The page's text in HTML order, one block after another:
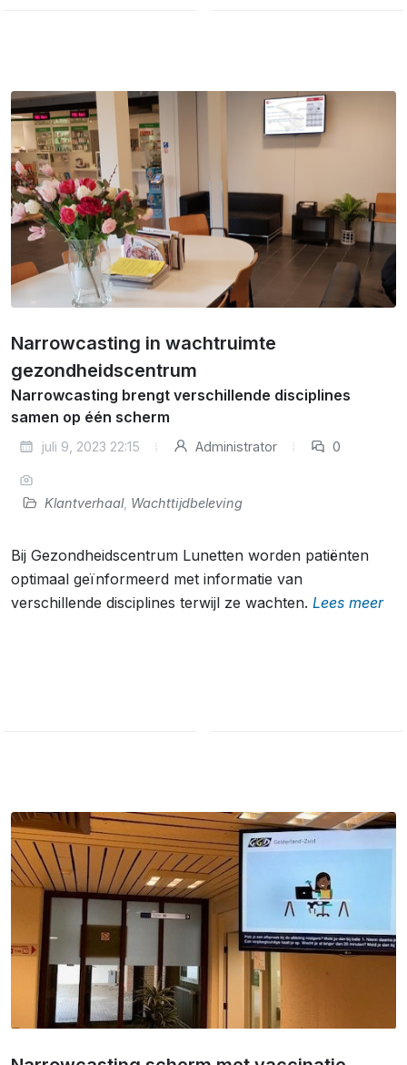
Narrowcasting in wachtruimte
gezondheidscentrum
Narrowcasting brengt verschillende disciplines
samen op één scherm
juli 9, 2023 22:15 Administrator 0
Klantverhaal, Wachttijdbeleving
Bij Gezondheidscentrum Lunetten worden patiënten
optimaal geïnformeerd met informatie van
verschillende disciplines terwijl ze wachten. Lees meer